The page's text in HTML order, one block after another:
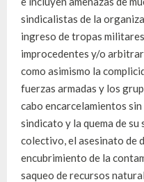
sindicalistas de la
ingreso de tropas
improcedentes y/o
como asimismo la
fuerzas armadas y los
cabo encarcelamientos
sindicato y la quema de
colectivo, el asesinato de
encubrimiento de la
saqueo de recursos